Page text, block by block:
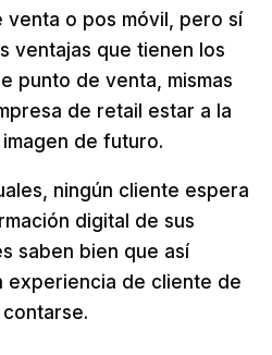
o pos móvil, pero sí
ventajas que tienen los
punto de venta, mismas
de retail estar a la
de futuro.
ningún cliente espera
digital de sus
saben bien que así
experiencia de cliente de